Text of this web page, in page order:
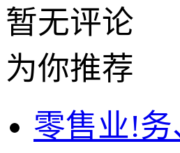
暂无评论
为你推荐
零售业!